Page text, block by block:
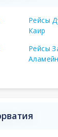
Рейсы
Каир
Рейсы
Аламейн